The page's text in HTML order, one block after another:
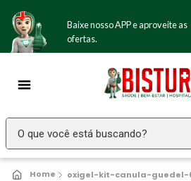
Baixe nosso APP e aproveite as
ofertas.
O que você está buscando?
oxigel-kit-canula-guedel-